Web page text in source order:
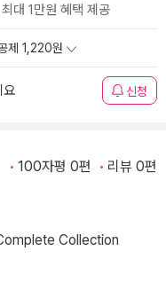
대 1만원 혜택 제공
제 1,220원
요 신청
100자평 0편 리뷰 0편
Collection